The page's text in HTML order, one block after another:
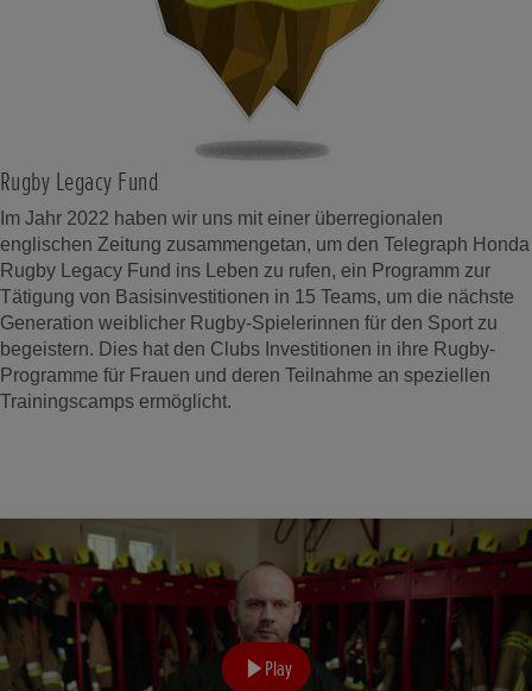
Rugby Legacy Fund
Im Jahr 2022 haben wir uns mit einer überregionalen
englischen Zeitung zusammengetan, um den Telegraph Honda
Rugby Legacy Fund ins Leben zu rufen, ein Programm zur
Tätigung von Basisinvestitionen in 15 Teams, um die nächste
Generation weiblicher Rugby-Spielerinnen für den Sport zu
begeistern. Dies hat den Clubs Investitionen in ihre Rugby-
Programme für Frauen und deren Teilnahme an speziellen
Trainingscamps ermöglicht.
Play